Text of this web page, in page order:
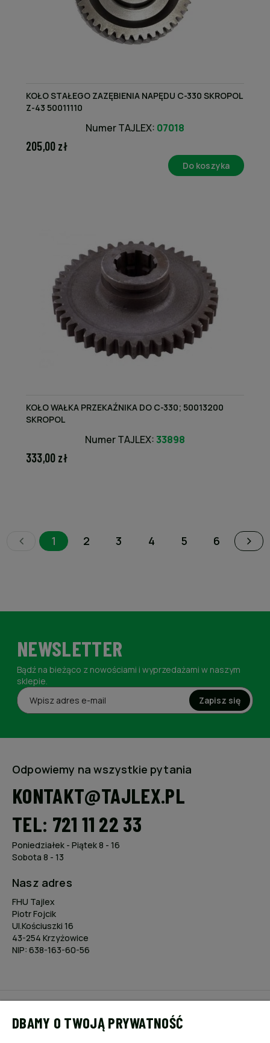
KOŁO STAŁEGO ZAZĘBIENIA NAPĘDU C-330 SKROPOL
Z-43 50011110
Numer TAJLEX: 07018
205,00 zł
Do koszyka
KOŁO WAŁKA PRZEKAŹNIKA DO C-330; 50013200
SKROPOL
Numer TAJLEX:33898
333,00 zł
1 2 3 4 5 6
NEWSLETTER
Bądź na bieżąco z nowościami i wyprzedażami w naszym
sklepie.
Zapisz się
Odpowiemy na wszystkie pytania
KONTAKT@TAJLEX.PL
TEL: 721 11 22 33
Poniedziałek - Piątek 8 - 16
Sobota 8 - 13
Nasz adres
FHU Tajlex
Piotr Fojcik
Ul.Kościuszki 16
43-254 Krzyżowice
NIP: 638-163-60-56
DBAMY O TWOJĄ PRYWATNOŚĆ